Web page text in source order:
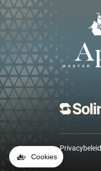
Privacybeleid